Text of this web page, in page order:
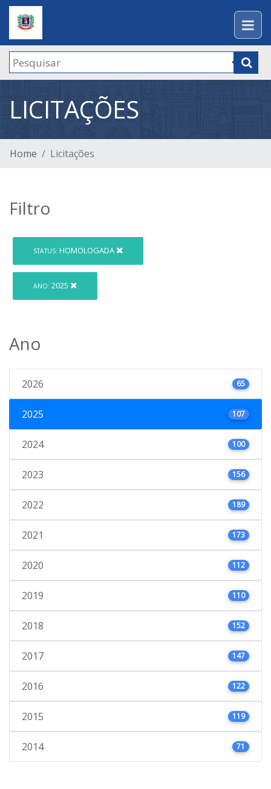
LICITAÇÕES
Home Licitações
Filtro
STATUS: HOMOLOGADA
ANO: 2025
Ano
2026 65
2025 107
2024 100
2023 156
2022 189
2021 173
2020 112
2019 110
2018 152
2017 147
2016 122
2015 119
2014 71